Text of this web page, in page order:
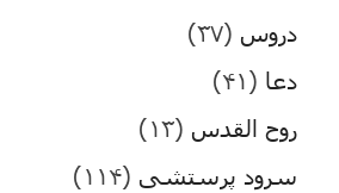
دروس (۳۷)
دعا (۴۱)
روح القدس (۱۳)
سرود پرستشی (۱۱۴)